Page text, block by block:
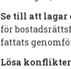
Se till att lagar
för
fattats
Lösa